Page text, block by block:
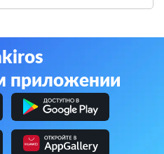
приложении